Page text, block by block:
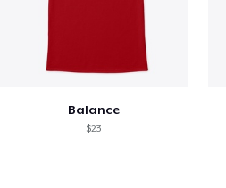
Balance
$23